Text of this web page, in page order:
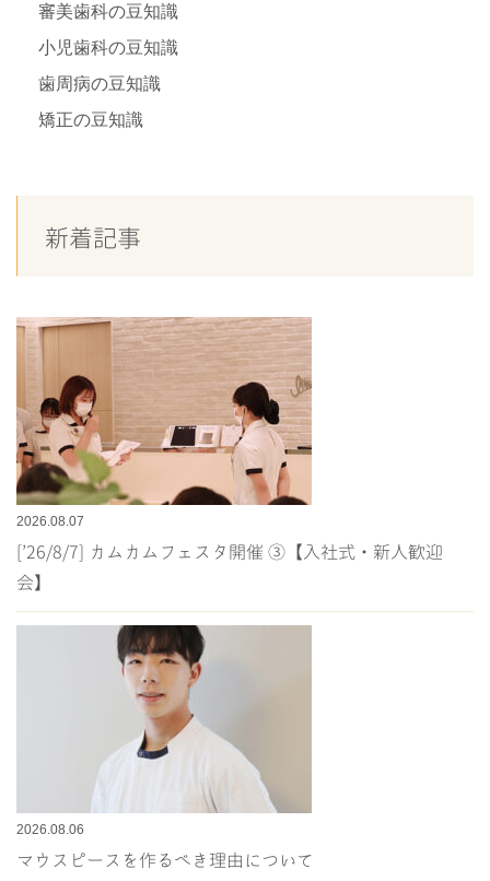
審美歯科の豆知識
小児歯科の豆知識
歯周病の豆知識
矯正の豆知識
新着記事
2026.08.07
[’26/8/7] カムカムフェスタ開催 ③【入社式・新人歓迎
会】
2026.08.06
マウスピースを作るべき理由について